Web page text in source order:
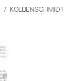
KOLBENSCHMIDT